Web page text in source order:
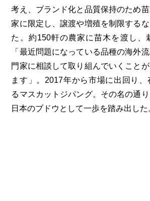
考え、ブランド化と品質保持のため
家に限定し、譲渡や増殖を制限する
た。約150軒の農家に苗木を渡し、
「最近問題になっている品種の海外
門家に相談して取り組んでいくこと
ます」。2017年から市場に出回り
るマスカットジパング。その名の通
日本のブドウとして一歩を踏み出した